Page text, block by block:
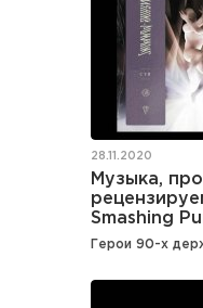
28.11.2020
Музыка,
Smashing
Герои 90-х